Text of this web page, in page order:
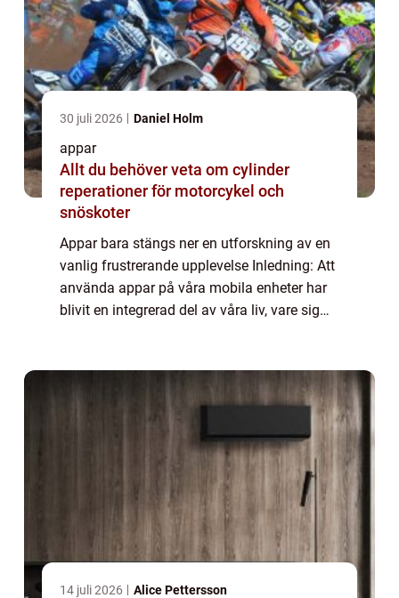
30 juli 2026 Daniel Holm
appar
Allt du behöver veta om cylinder
reperationer för motorcykel och
snöskoter
Appar bara stängs ner en utforskning av en
vanlig frustrerande upplevelse Inledning: Att
använda appar på våra mobila enheter har
blivit en integrerad del av våra liv, vare sig
14 juli 2026 Alice Pettersson